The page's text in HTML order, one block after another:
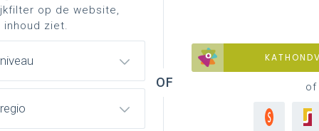
kwaliteit en
bij monde van onze directeur-generaal
in, jawel,De Ochtend, met constructief nieuws
of
op de website,
ziet.